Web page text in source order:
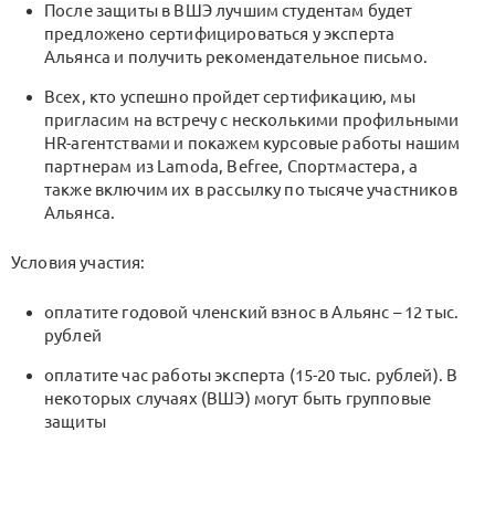
После защиты в ВШЭ лучшим студентам будет
предложено сертифицироваться у эксперта
Альянса и получить рекомендательное письмо.
Всех, кто успешно пройдет сертификацию, мы
пригласим на встречу с несколькими профильными
HR-агентствами и покажем курсовые работы нашим
партнерам из Lamoda, Befree, Спортмастера, а
также включим их в рассылку по тысяче участников
Альянса.
Условия участия:
оплатите годовой членский взнос в Альянс – 12 тыс.
рублей
оплатите час работы эксперта (15-20 тыс. рублей). В
некоторых случаях (ВШЭ) могут быть групповые
защиты